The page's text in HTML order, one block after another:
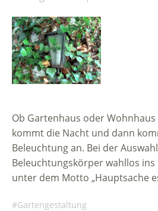
Ob Gartenhaus oder Wohnhaus
kommt die Nacht und dann
Beleuchtung an. Bei der
Beleuchtungskörper wahllos ins
unter dem Motto „Hauptsache
Gartengestaltung